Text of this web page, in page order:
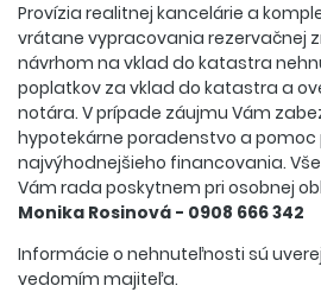
Provízia realitnej kancelárie a
vrátane vypracovania rezervačnej
návrhom na vklad do katastra
poplatkov za vklad do katastra a
notára. V prípade záujmu Vám
hypotekárne poradenstvo a pomoc
najvýhodnejšieho financovania.
Vám rada poskytnem pri osobnej
Monika Rosinová - 0908 666 342
Informácie o nehnuteľnosti sú
vedomím majiteľa.